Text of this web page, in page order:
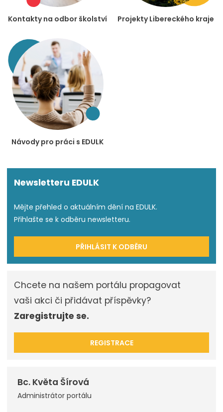
Kontakty na odbor školství Projekty Libereckého kraje
Návody pro práci s EDULK
Newsletteru EDULK
Mějte přehled o aktuálním dění na EDULK.
Přihlašte se k odběru newsletteru.
PŘIHLÁSIT K ODBĚRU
Chcete na našem portálu propagovat
vaši akci či přidávat příspěvky?
Zaregistrujte se.
REGISTRACE
Bc. Květa Šírová
Administrátor portálu